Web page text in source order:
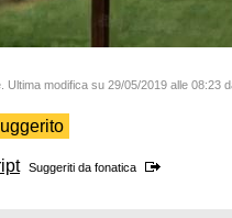
Ultima modifica su 29/05/2019 alle 08:23
Suggeriti da fonatica